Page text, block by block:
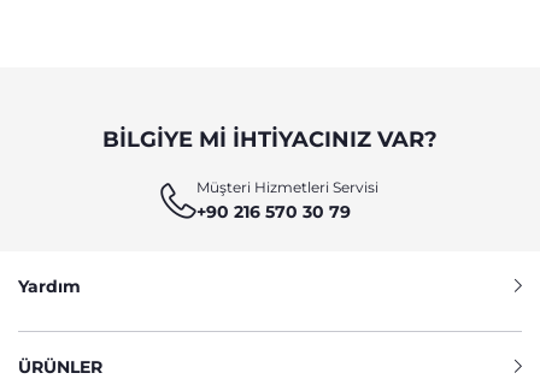
BILGIYE MI IHTIYACINIZ VAR?
Müşteri Hizmetleri Servisi
+90 216 570 30 79
Yardım
ÜRÜNLER